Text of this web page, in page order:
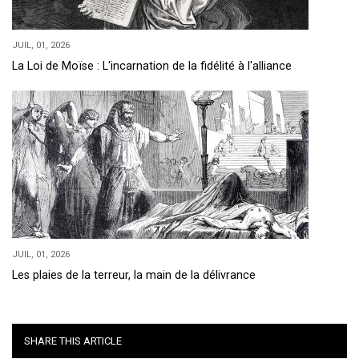
JUIL, 01, 2026
La Loi de Moïse : L'incarnation de la fidélité à l'alliance
JUIL, 01, 2026
Les plaies de la terreur, la main de la délivrance
SHARE THIS ARTICLE